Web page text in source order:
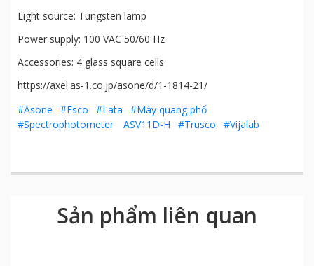
Light source: Tungsten lamp
Power supply: 100 VAC 50/60 Hz
Accessories: 4 glass square cells
https://axel.as-1.co.jp/asone/d/1-1814-21/
#Asone
#Esco #Lata
#Máy quang phổ
#Spectrophotometer ASV11D-H
#Trusco #Vijalab
Sản phẩm liên quan